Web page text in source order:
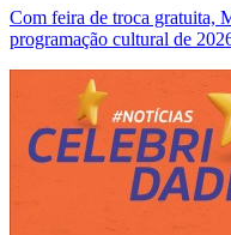
Com feira de troca gratuita,
programação cultural de